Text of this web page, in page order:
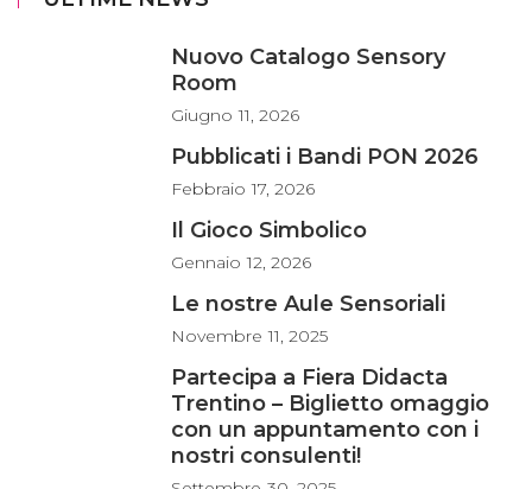
Nuovo Catalogo Sensory
Room
Giugno 11, 2026
Pubblicati i Bandi PON 2026
Febbraio 17, 2026
Il Gioco Simbolico
Gennaio 12, 2026
Le nostre Aule Sensoriali
Novembre 11, 2025
Partecipa a Fiera Didacta
Trentino – Biglietto omaggio
con un appuntamento con i
nostri consulenti!